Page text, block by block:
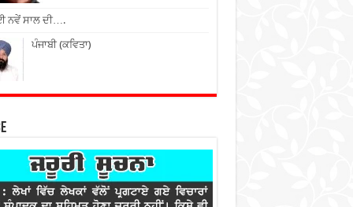
ਨਵੇਂ ਸਾਲ ਦੀ….
ਪੰਜਾਬੀ (ਕਵਿਤਾ)